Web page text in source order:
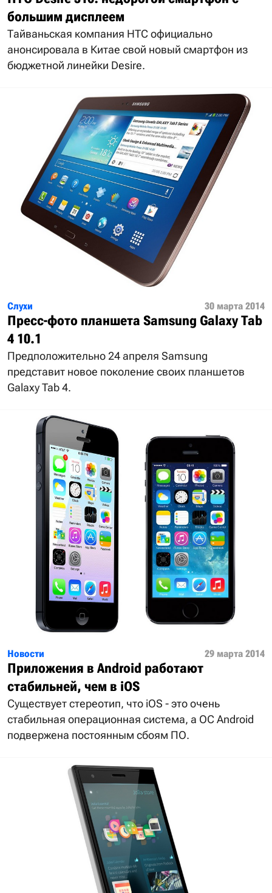
большим дисплеем
Тайваньская компания HTC официально
анонсировала в Китае свой новый смартфон из
бюджетной линейки Desire.
Слухи 30 марта 2014
Пресс-фото планшета Samsung Galaxy Tab
4 10.1
Предположительно 24 апреля Samsung
представит новое поколение своих планшетов
Galaxy Tab 4.
Новости 29 марта 2014
Приложения в Android работают
стабильней, чем в iOS
Существует стереотип, что iOS - это очень
стабильная операционная система, а ОС Android
подвержена постоянным сбоям ПО.